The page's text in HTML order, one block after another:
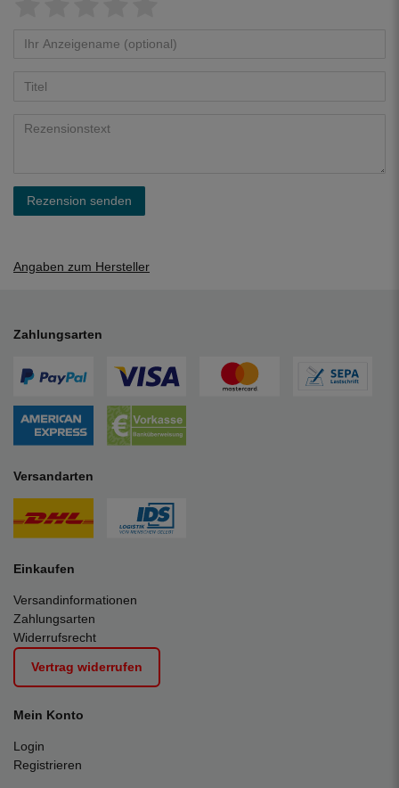
Rezension senden
Angaben zum Hersteller
Zahlungsarten
Versandarten
Einkaufen
Versandinformationen
Zahlungsarten
Widerrufsrecht
Vertrag widerrufen
Mein Konto
Login
Registrieren